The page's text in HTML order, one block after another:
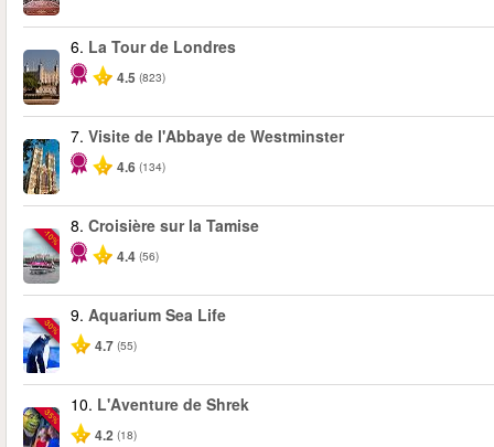
6. La Tour de Londres
4.5 (823)
7. Visite de l'Abbaye de Westminster
4.6 (134)
-10%
8. Croisière sur la Tamise
4.4 (56)
-30%
9. Aquarium Sea Life
4.7 (55)
-35%
10. L'Aventure de Shrek
4.2 (18)